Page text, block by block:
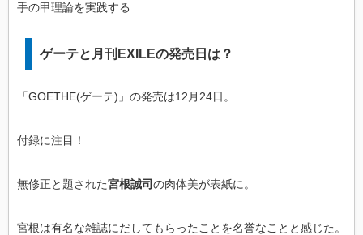
手の甲理論を実践する
ゲーテと月刊EXILEの発売日は？
「GOETHE(ゲーテ)」の発売は12月24日。
付録に注目！
無修正と題された宮根誠司の肉体美が表紙に。
宮根は有名な雑誌にだしてもらったことを名誉なことと感じた。